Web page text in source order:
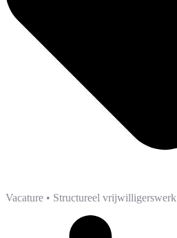
Vacature • Structureel vrijwilligerswerk